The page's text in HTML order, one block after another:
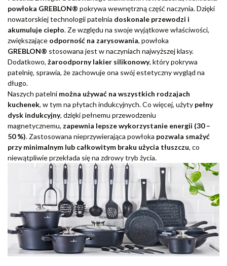
powłoka GREBLON® pokrywa wewnętrzną część naczynia. Dzięki
nowatorskiej technologii patelnia doskonale przewodzi i
akumuluje ciepło. Ze względu na swoje wyjątkowe właściwości,
zwiększające odporność na zarysowania, powłoka
GREBLON® stosowana jest w naczyniach najwyższej klasy.
Dodatkowo, żaroodporny lakier silikonowy, który pokrywa
patelnię, sprawia, że zachowuje ona swój estetyczny wygląd na
długo.
Naszych patelni można używać na wszystkich rodzajach
kuchenek, w tym na płytach indukcyjnych. Co więcej, użyty pełny
dysk indukcyjny, dzięki pełnemu przewodzeniu
magnetycznemu, zapewnia lepsze wykorzystanie energii (30 –
50 %). Zastosowana nieprzywierająca powłoka pozwala smażyć
przy minimalnym lub całkowitym braku użycia tłuszczu, co
niewątpliwie przekłada się na zdrowy tryb życia.